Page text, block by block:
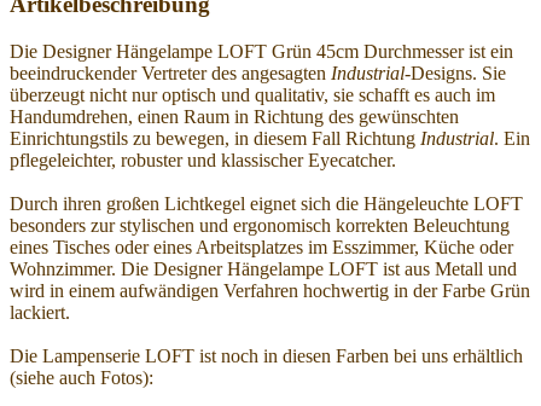
Die Designer Hängelampe LOFT Grün 45cm Durchmesser ist ein
beeindruckender Vertreter des angesagten Industrial-Designs. Sie
überzeugt nicht nur optisch und qualitativ, sie schafft es auch im
Handumdrehen, einen Raum in Richtung des gewünschten
Einrichtungstils zu bewegen, in diesem Fall Richtung Industrial. Ein
pflegeleichter, robuster und klassischer Eyecatcher.
Durch ihren großen Lichtkegel eignet sich die Hängeleuchte LOFT
besonders zur stylischen und ergonomisch korrekten Beleuchtung
eines Tisches oder eines Arbeitsplatzes im Esszimmer, Küche oder
Wohnzimmer. Die Designer Hängelampe LOFT ist aus Metall und
wird in einem aufwändigen Verfahren hochwertig in der Farbe Grün
lackiert.
Die Lampenserie LOFT ist noch in diesen Farben bei uns erhältlich
(siehe auch Fotos):